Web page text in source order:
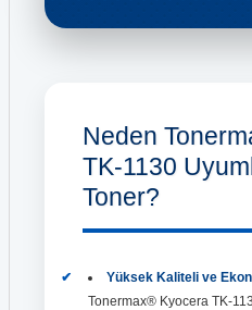
Neden
TK-1130
Toner?
Yüksek Kaliteli ve
Tonermax® Kyocera TK-